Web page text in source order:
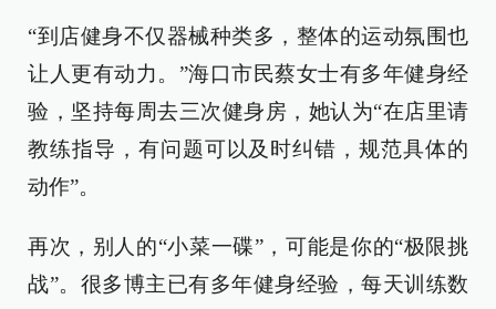
“到店健身不仅器械种类多，整体的运动氛围也
让人更有动力。”海口市民蔡女士有多年健身经
验，坚持每周去三次健身房，她认为“在店里请
教练指导，有问题可以及时纠错，规范具体的
动作”。
再次，别人的“小菜一碟”，可能是你的“极限挑
战”。很多博主已有多年健身经验，每天训练数